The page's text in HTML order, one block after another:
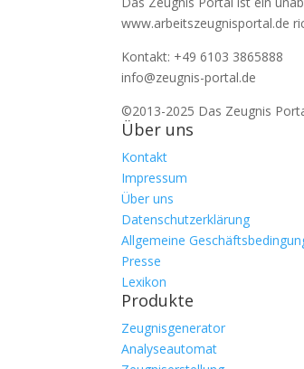
www.arbeitszeugnisportal.de
Kontakt: +49 6103 3865888
info@zeugnis-portal.de
©2013-2025 Das Zeugnis
Über uns
Kontakt
Impressum
Über uns
Datenschutzerklärung
Allgemeine
Presse
Lexikon
Produkte
Zeugnisgenerator
Analyseautomat